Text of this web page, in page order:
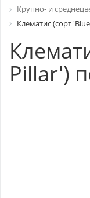
Крупно- и
Клематис (сорт
Pillar')